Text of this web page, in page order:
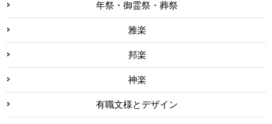
年祭・御霊祭・葬祭
雅楽
邦楽
神楽
有職文様とデザイン